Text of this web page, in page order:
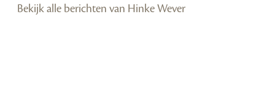
Bekijk alle berichten van Hinke Wever